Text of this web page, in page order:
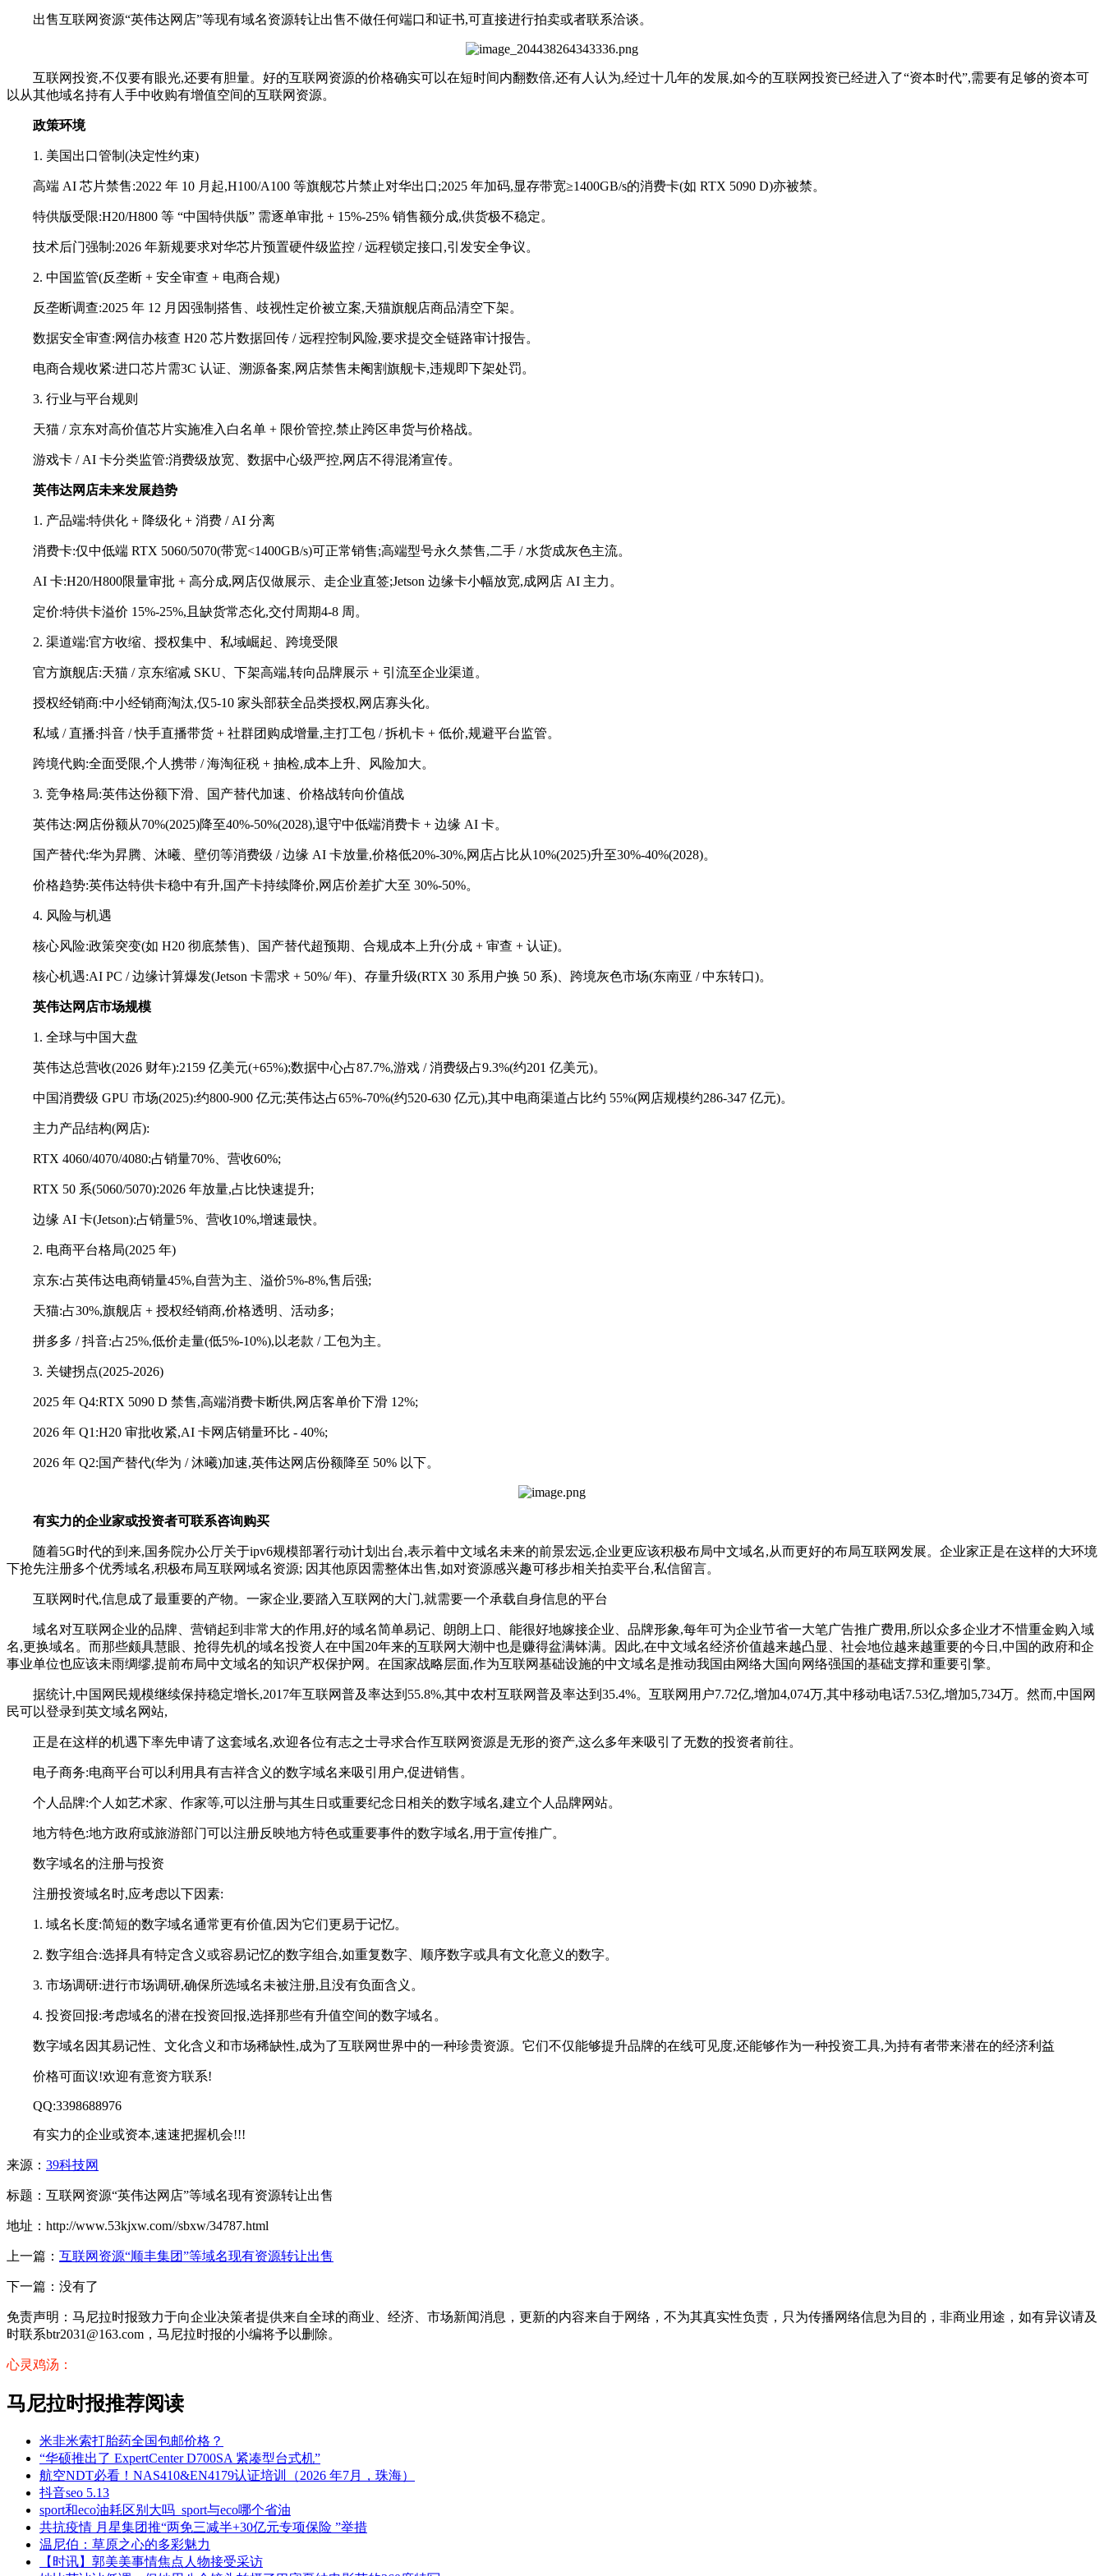
出售互联网资源“英伟达网店”等现有域名资源转让出售不做任何端口和证书,可直接进行拍卖或者联系洽谈。
互联网投资,不仅要有眼光,还要有胆量。好的互联网资源的价格确实可以在短时间内翻数倍,还有人认为,经过十几年的发展,如今的互联网投资已经进入了“资本时代”,需要有足够的资本可
以从其他域名持有人手中收购有增值空间的互联网资源。
政策环境
1. 美国出口管制(决定性约束)
高端 AI 芯片禁售:2022 年 10 月起,H100/A100 等旗舰芯片禁止对华出口;2025 年加码,显存带宽≥1400GB/s的消费卡(如 RTX 5090 D)亦被禁。
特供版受限:H20/H800 等 “中国特供版” 需逐单审批 + 15%-25% 销售额分成,供货极不稳定。
技术后门强制:2026 年新规要求对华芯片预置硬件级监控 / 远程锁定接口,引发安全争议。
2. 中国监管(反垄断 + 安全审查 + 电商合规)
反垄断调查:2025 年 12 月因强制搭售、歧视性定价被立案,天猫旗舰店商品清空下架。
数据安全审查:网信办核查 H20 芯片数据回传 / 远程控制风险,要求提交全链路审计报告。
电商合规收紧:进口芯片需3C 认证、溯源备案,网店禁售未阉割旗舰卡,违规即下架处罚。
3. 行业与平台规则
天猫 / 京东对高价值芯片实施准入白名单 + 限价管控,禁止跨区串货与价格战。
游戏卡 / AI 卡分类监管:消费级放宽、数据中心级严控,网店不得混淆宣传。
英伟达网店未来发展趋势
1. 产品端:特供化 + 降级化 + 消费 / AI 分离
消费卡:仅中低端 RTX 5060/5070(带宽<1400GB/s)可正常销售;高端型号永久禁售,二手 / 水货成灰色主流。
AI 卡:H20/H800限量审批 + 高分成,网店仅做展示、走企业直签;Jetson 边缘卡小幅放宽,成网店 AI 主力。
定价:特供卡溢价 15%-25%,且缺货常态化,交付周期4-8 周。
2. 渠道端:官方收缩、授权集中、私域崛起、跨境受限
官方旗舰店:天猫 / 京东缩减 SKU、下架高端,转向品牌展示 + 引流至企业渠道。
授权经销商:中小经销商淘汰,仅5-10 家头部获全品类授权,网店寡头化。
私域 / 直播:抖音 / 快手直播带货 + 社群团购成增量,主打工包 / 拆机卡 + 低价,规避平台监管。
跨境代购:全面受限,个人携带 / 海淘征税 + 抽检,成本上升、风险加大。
3. 竞争格局:英伟达份额下滑、国产替代加速、价格战转向价值战
英伟达:网店份额从70%(2025)降至40%-50%(2028),退守中低端消费卡 + 边缘 AI 卡。
国产替代:华为昇腾、沐曦、壁仞等消费级 / 边缘 AI 卡放量,价格低20%-30%,网店占比从10%(2025)升至30%-40%(2028)。
价格趋势:英伟达特供卡稳中有升,国产卡持续降价,网店价差扩大至 30%-50%。
4. 风险与机遇
核心风险:政策突变(如 H20 彻底禁售)、国产替代超预期、合规成本上升(分成 + 审查 + 认证)。
核心机遇:AI PC / 边缘计算爆发(Jetson 卡需求 + 50%/ 年)、存量升级(RTX 30 系用户换 50 系)、跨境灰色市场(东南亚 / 中东转口)。
英伟达网店市场规模
1. 全球与中国大盘
英伟达总营收(2026 财年):2159 亿美元(+65%);数据中心占87.7%,游戏 / 消费级占9.3%(约201 亿美元)。
中国消费级 GPU 市场(2025):约800-900 亿元;英伟达占65%-70%(约520-630 亿元),其中电商渠道占比约 55%(网店规模约286-347 亿元)。
主力产品结构(网店):
RTX 4060/4070/4080:占销量70%、营收60%;
RTX 50 系(5060/5070):2026 年放量,占比快速提升;
边缘 AI 卡(Jetson):占销量5%、营收10%,增速最快。
2. 电商平台格局(2025 年)
京东:占英伟达电商销量45%,自营为主、溢价5%-8%,售后强;
天猫:占30%,旗舰店 + 授权经销商,价格透明、活动多;
拼多多 / 抖音:占25%,低价走量(低5%-10%),以老款 / 工包为主。
3. 关键拐点(2025-2026)
2025 年 Q4:RTX 5090 D 禁售,高端消费卡断供,网店客单价下滑 12%;
2026 年 Q1:H20 审批收紧,AI 卡网店销量环比 - 40%;
2026 年 Q2:国产替代(华为 / 沐曦)加速,英伟达网店份额降至 50% 以下。
有实力的企业家或投资者可联系咨询购买
随着5G时代的到来,国务院办公厅关于ipv6规模部署行动计划出台,表示着中文域名未来的前景宏远,企业更应该积极布局中文域名,从而更好的布局互联网发展。企业家正是在这样的大环境
下抢先注册多个优秀域名,积极布局互联网域名资源; 因其他原因需整体出售,如对资源感兴趣可移步相关拍卖平台,私信留言。‌
互联网时代,信息成了最重要的产物。一家企业,要踏入互联网的大门,就需要一个承载自身信息的平台
域名对互联网企业的品牌、营销起到非常大的作用,好的域名简单易记、朗朗上口、能很好地嫁接企业、品牌形象,每年可为企业节省一大笔广告推广费用,所以众多企业才不惜重金购入域
名,更换域名。而那些颇具慧眼、抢得先机的域名投资人在中国20年来的互联网大潮中也是赚得盆满钵满。因此,在中文域名经济价值越来越凸显、社会地位越来越重要的今日,中国的政府和企
事业单位也应该未雨绸缪,提前布局中文域名的知识产权保护网。在国家战略层面,作为互联网基础设施的中文域名是推动我国由网络大国向网络强国的基础支撑和重要引擎。
据统计,中国网民规模继续保持稳定增长,2017年互联网普及率达到55.8%,其中农村互联网普及率达到35.4%。互联网用户7.72亿,增加4,074万,其中移动电话7.53亿,增加5,734万。然而,中国网
民可以登录到英文域名网站,
正是在这样的机遇下率先申请了这套域名,欢迎各位有志之士寻求合作互联网资源是无形的资产,这么多年来吸引了无数的投资者前往。
电子商务:电商平台可以利用具有吉祥含义的数字域名来吸引用户,促进销售。
个人品牌:个人如艺术家、作家等,可以注册与其生日或重要纪念日相关的数字域名,建立个人品牌网站。
地方特色:地方政府或旅游部门可以注册反映地方特色或重要事件的数字域名,用于宣传推广。
数字域名的注册与投资
注册投资域名时,应考虑以下因素:
1. 域名长度:简短的数字域名通常更有价值,因为它们更易于记忆。
2. 数字组合:选择具有特定含义或容易记忆的数字组合,如重复数字、顺序数字或具有文化意义的数字。
3. 市场调研:进行市场调研,确保所选域名未被注册,且没有负面含义。
4. 投资回报:考虑域名的潜在投资回报,选择那些有升值空间的数字域名。
数字域名因其易记性、文化含义和市场稀缺性,成为了互联网世界中的一种珍贵资源。它们不仅能够提升品牌的在线可见度,还能够作为一种投资工具,为持有者带来潜在的经济利益
价格可面议!欢迎有意资方联系!
QQ:3398688976
有实力的企业或资本,速速把握机会!!!
来源： 39科技网
标题：互联网资源“英伟达网店”等域名现有资源转让出售
地址：http://www.53kjxw.com//sbxw/34787.html
上一篇： 互联网资源“顺丰集团”等域名现有资源转让出售
下一篇：没有了
免责声明：马尼拉时报致力于向企业决策者提供来自全球的商业、经济、市场新闻消息，更新的内容来自于网络，不为其真实性负责，只为传播网络信息为目的，非商业用途，如有异议请及
时联系btr2031@163.com，马尼拉时报的小编将予以删除。
心灵鸡汤：
马尼拉时报推荐阅读
米非米索打胎药全国包邮价格？
“华硕推出了 ExpertCenter D700SA 紧凑型台式机”
航空NDT必看！NAS410&EN4179认证培训（2026 年7月，珠海）
抖音seo 5.13
sport和eco油耗区别大吗_sport与eco哪个省油
共抗疫情 月星集团推“两免三减半+30亿元专项保险 ”举措
温尼伯：草原之心的多彩魅力
【时讯】郭美美事情焦点人物接受采访